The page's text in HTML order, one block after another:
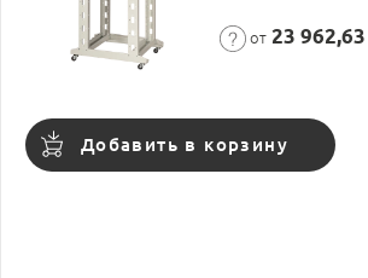
от 23 962,63
Добавить в корзину